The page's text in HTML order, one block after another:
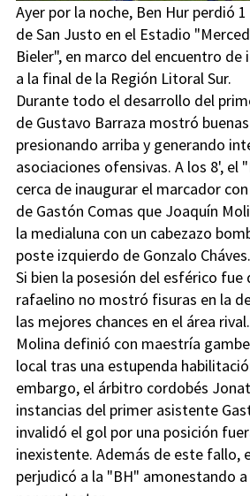
Ayer por la noche, Ben Hur perdió
de San Justo en el Estadio
Bieler", en marco del encuentro
a la final de la Región Litoral Sur.
Durante todo el desarrollo del
de Gustavo Barraza mostró
presionando arriba y generando
asociaciones ofensivas. A los 8', el
cerca de inaugurar el marcador
de Gastón Comas que Joaquín
la medialuna con un cabezazo
poste izquierdo de Gonzalo Cháves.
Si bien la posesión del esférico
rafaelino no mostró fisuras en la
las mejores chances en el área
Molina definió con maestría
local tras una estupenda
embargo, el árbitro cordobés
instancias del primer asistente
invalidó el gol por una posición
inexistente. Además de este fallo,
perjudicó a la "BH" amonestando